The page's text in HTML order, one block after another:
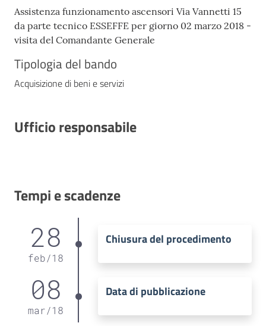
Assistenza funzionamento ascensori Via Vannetti 15
da parte tecnico ESSEFFE per giorno 02 marzo 2018 -
visita del Comandante Generale
Tipologia del bando
Acquisizione di beni e servizi
Ufficio responsabile
Tempi e scadenze
28
feb/18
Chiusura del procedimento
08
mar/18
Data di pubblicazione